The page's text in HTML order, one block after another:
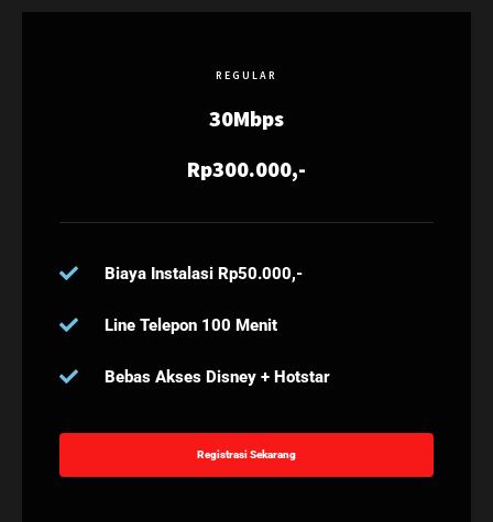
REGULAR
30Mbps
Rp300.000,-
Biaya Instalasi Rp50.000,-
Line Telepon 100 Menit
Bebas Akses Disney + Hotstar
Registrasi Sekarang